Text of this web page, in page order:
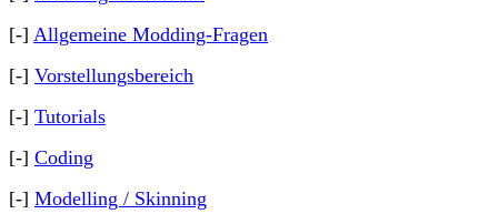
[-] Allgemeine Modding-Fragen
[-] Vorstellungsbereich
[-] Tutorials
[-] Coding
[-] Modelling / Skinning